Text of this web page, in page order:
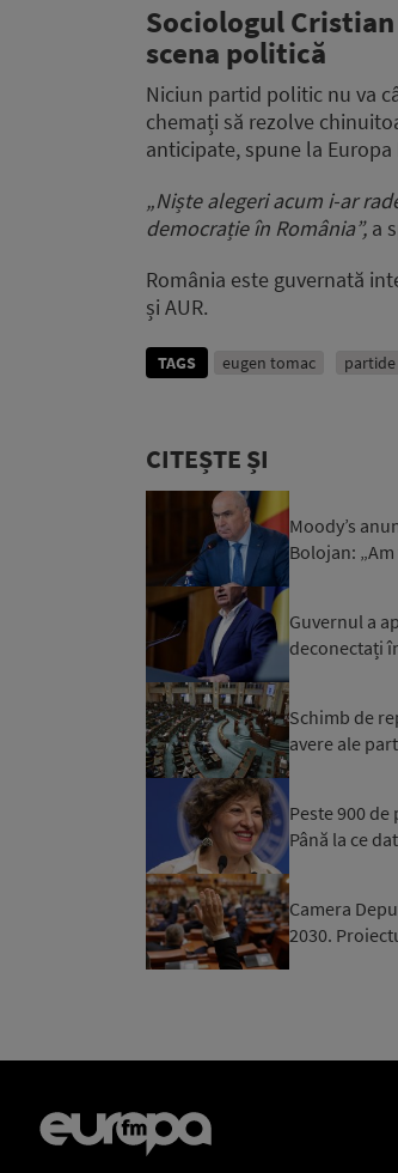
Sociologul
scena politică
Niciun partid politic nu va
chemați să rezolve
anticipate, spune la
„Niște alegeri acum i-ar
democrație în România”, a
România este guvernată
și AUR.
TAGS eugen tomac partide
CITEȘTE ȘI
Moody’s
Bolojan:
Guvernul a
deconectați
Schimb de
avere ale
Peste 900
Până la ce
Camera
2030.